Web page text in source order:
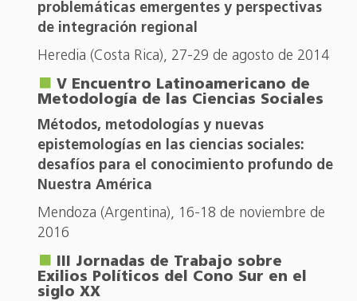
problemáticas emergentes y perspectivas
de integración regional
Heredia (Costa Rica), 27-29 de agosto de 2014
V Encuentro Latinoamericano de
Metodología de las Ciencias Sociales
Métodos, metodologías y nuevas
epistemologías en las ciencias sociales:
desafíos para el conocimiento profundo de
Nuestra América
Mendoza (Argentina), 16-18 de noviembre de
2016
III Jornadas de Trabajo sobre
Exilios Políticos del Cono Sur en el
siglo XX